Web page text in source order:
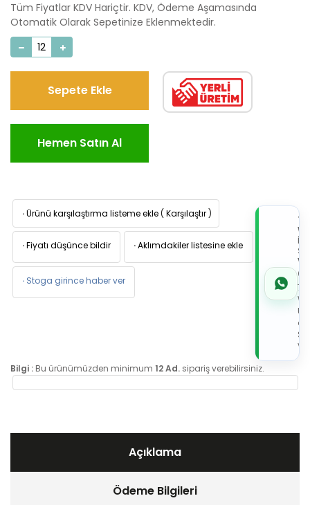
Tüm Fiyatlar KDV Hariçtir. KDV, Ödeme Aşamasında
Otomatik Olarak Sepetinize Eklenmektedir.
Sepete Ekle
Hemen Satın Al
·Ürünü karşılaştırma listeme ekle ( Karşılaştır )
·Fiyatı düşünce bildir ·Aklımdakiler listesine ekle
· Stoga girince haber ver
İLE
de
Bilgi : Bu ürünümüzden minimum 12 Ad. sipariş verebilirsiniz.
Açıklama
Ödeme Bilgileri